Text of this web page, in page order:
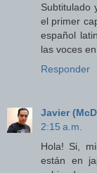
Subtitulado
el primer
español
las voces
Responder
Javier
2:15 a.m.
Hola! Si,
están en